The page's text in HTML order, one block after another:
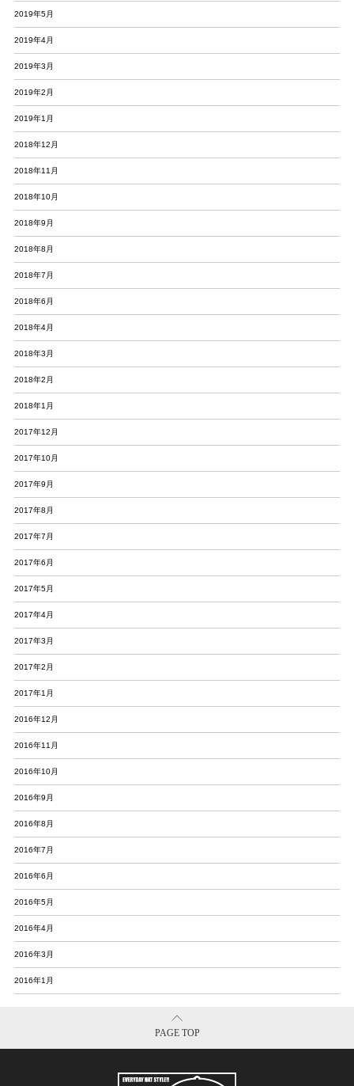
2019年5月
2019年4月
2019年3月
2019年2月
2019年1月
2018年12月
2018年11月
2018年10月
2018年9月
2018年8月
2018年7月
2018年6月
2018年4月
2018年3月
2018年2月
2018年1月
2017年12月
2017年10月
2017年9月
2017年8月
2017年7月
2017年6月
2017年5月
2017年4月
2017年3月
2017年2月
2017年1月
2016年12月
2016年11月
2016年10月
2016年9月
2016年8月
2016年7月
2016年6月
2016年5月
2016年4月
2016年3月
2016年1月
PAGE TOP